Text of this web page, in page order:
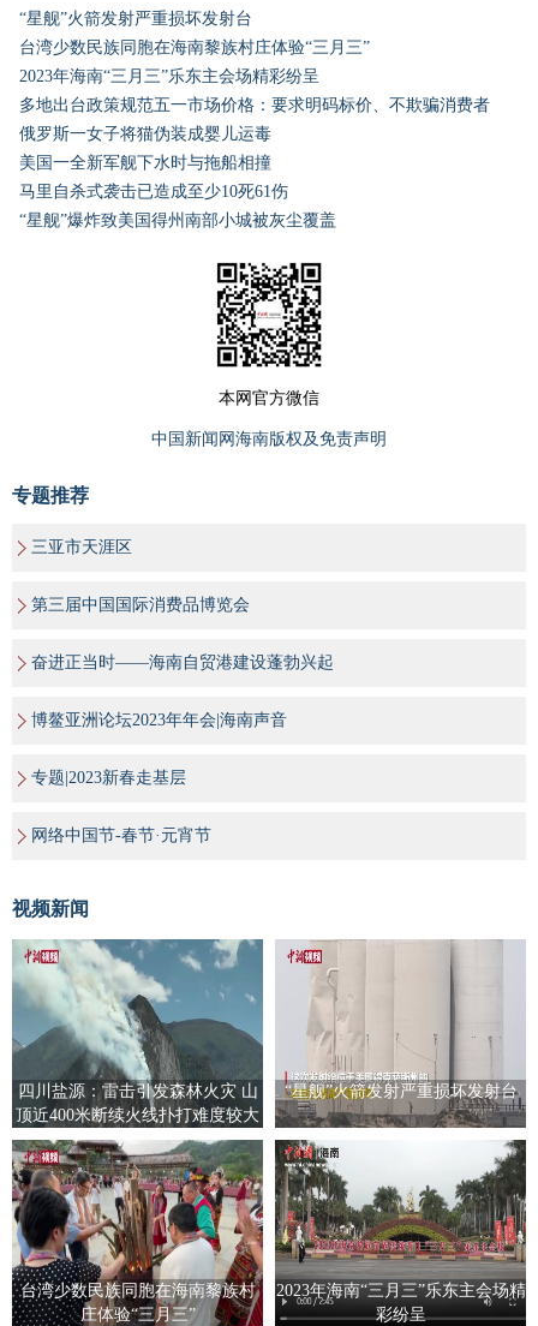
“星舰”火箭发射严重损坏发射台
台湾少数民族同胞在海南黎族村庄体验“三月三”
2023年海南“三月三”乐东主会场精彩纷呈
多地出台政策规范五一市场价格：要求明码标价、不欺骗消费者
俄罗斯一女子将猫伪装成婴儿运毒
美国一全新军舰下水时与拖船相撞
马里自杀式袭击已造成至少10死61伤
“星舰”爆炸致美国得州南部小城被灰尘覆盖
本网官方微信
中国新闻网海南版权及免责声明
专题推荐
三亚市天涯区
第三届中国国际消费品博览会
奋进正当时——海南自贸港建设蓬勃兴起
博鳌亚洲论坛2023年年会|海南声音
专题|2023新春走基层
网络中国节-春节·元宵节
视频新闻
四川盐源：雷击引发森林火灾 山
顶近400米断续火线扑打难度较大
“星舰”火箭发射严重损坏发射台
台湾少数民族同胞在海南黎族村
庄体验“三月三”
2023年海南“三月三”乐东主会场精
彩纷呈